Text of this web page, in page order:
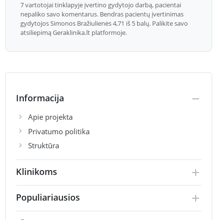
7 vartotojai tinklapyje įvertino gydytojo darbą, pacientai
nepaliko savo komentarus. Bendras pacientų įvertinimas
gydytojos Simonos Bražiulienės 4,71 iš 5 balų. Palikite savo
atsiliepimą Geraklinika.lt platformoje.
Informacija
Apie projekta
Privatumo politika
Struktūra
Klinikoms
Populiariausios